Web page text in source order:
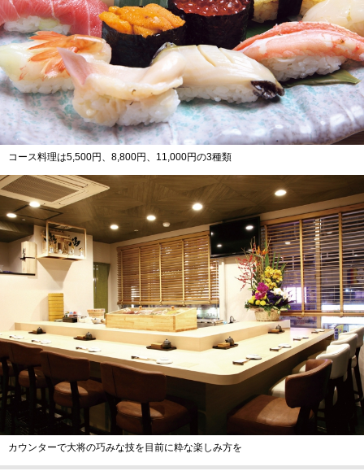
コース料理は5,500円、8,800円、11,000円の3種類
カウンターで大将の巧みな技を目前に粋な楽しみ方を